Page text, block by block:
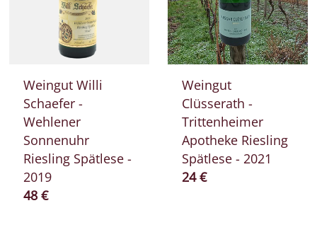
Weingut Willi
Schaefer -
Wehlener
Sonnenuhr
Riesling Spätlese -
2019
Prix ​​actuel
48 €
Weingut
Clüsserath -
Trittenheimer
Apotheke Riesling
Spätlese - 2021
Prix ​​actuel
24 €